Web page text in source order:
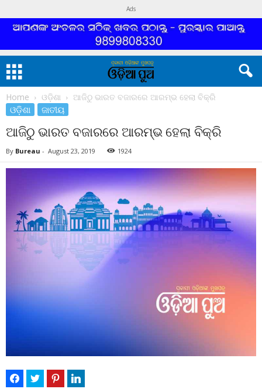
Ads
Home ଓଡ଼ିଶା ଆଜିଠୁ ଭାରତ ବଜାରରେ ଆରମ୍ଭ ହେଲା ବିକ୍ରି
ଓଡ଼ିଶା ଜାତୀୟ
ଆଜିଠୁ ଭାରତ ବଜାରରେ ଆରମ୍ଭ ହେଲା ବିକ୍ରି
By Bureau - August 23, 2019 1924